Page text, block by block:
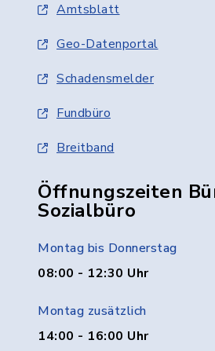
Amtsblatt
Geo-Datenportal
Schadensmelder
Fundbüro
Breitband
Öffnungszeiten
Sozialbüro
Montag bis Donnerstag
08:00 - 12:30 Uhr
Montag zusätzlich
14:00 - 16:00 Uhr